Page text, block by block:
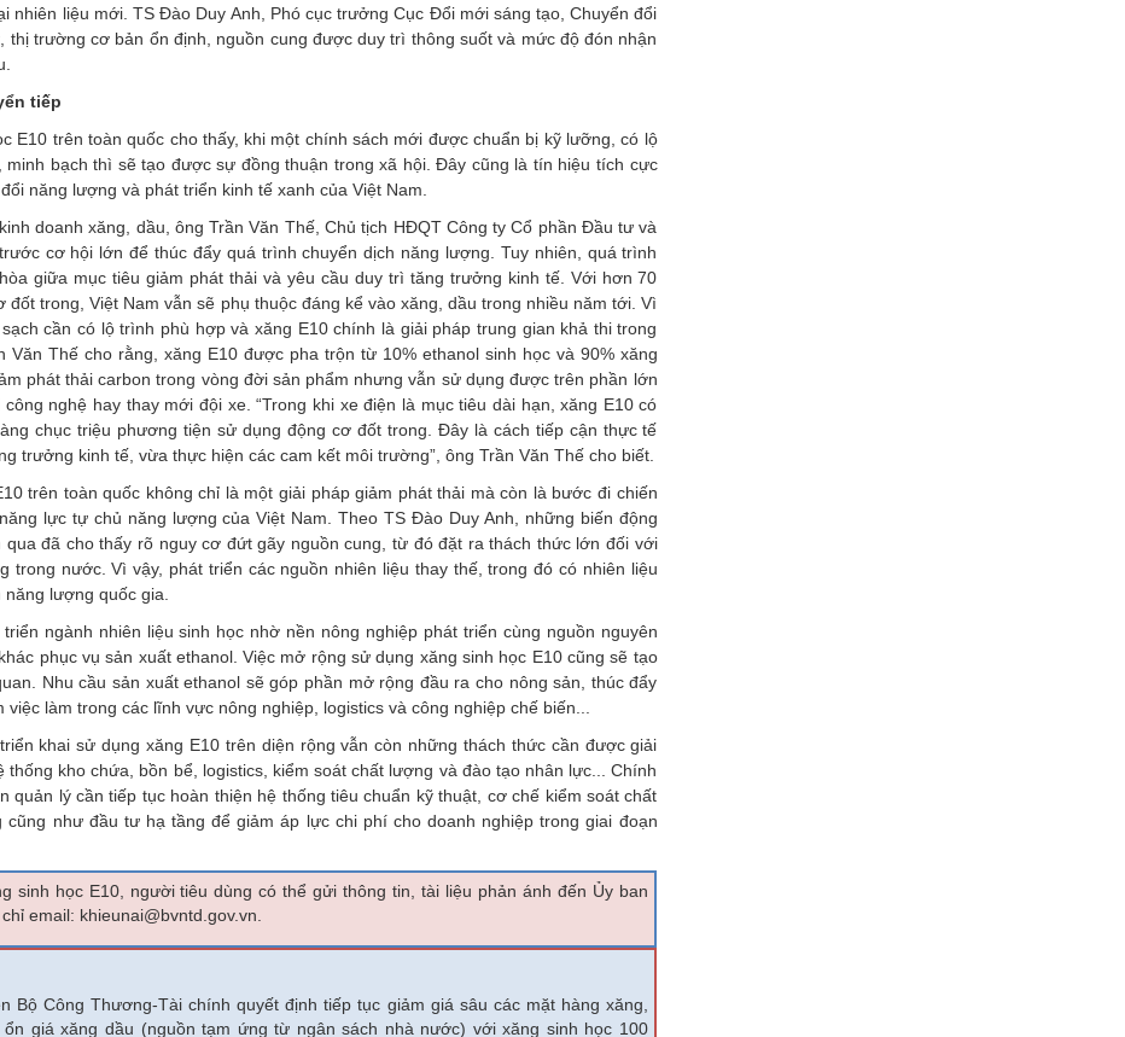
liệu mới. TS Đào Duy Anh, Phó cục trưởng Cục Đổi mới sáng tạo, Chuyển đổi
thị trường cơ bản ổn định, nguồn cung được duy trì thông suốt và mức độ đón nhận
tiếp
E10 trên toàn quốc cho thấy, khi một chính sách mới được chuẩn bị kỹ lưỡng, có lộ
bạch thì sẽ tạo được sự đồng thuận trong xã hội. Đây cũng là tín hiệu tích cực
năng lượng và phát triển kinh tế xanh của Việt Nam.
doanh xăng, dầu, ông Trần Văn Thế, Chủ tịch HĐQT Công ty Cổ phần Đầu tư và
cơ hội lớn để thúc đẩy quá trình chuyển dịch năng lượng. Tuy nhiên, quá trình
giữa mục tiêu giảm phát thải và yêu cầu duy trì tăng trưởng kinh tế. Với hơn 70
trong, Việt Nam vẫn sẽ phụ thuộc đáng kể vào xăng, dầu trong nhiều năm tới. Vì
cần có lộ trình phù hợp và xăng E10 chính là giải pháp trung gian khả thi trong
Thế cho rằng, xăng E10 được pha trộn từ 10% ethanol sinh học và 90% xăng
phát thải carbon trong vòng đời sản phẩm nhưng vẫn sử dụng được trên phần lớn
nghệ hay thay mới đội xe. “Trong khi xe điện là mục tiêu dài hạn, xăng E10 có
chục triệu phương tiện sử dụng động cơ đốt trong. Đây là cách tiếp cận thực tế
trưởng kinh tế, vừa thực hiện các cam kết môi trường”, ông Trần Văn Thế cho biết.
trên toàn quốc không chỉ là một giải pháp giảm phát thải mà còn là bước đi chiến
lực tự chủ năng lượng của Việt Nam. Theo TS Đào Duy Anh, những biến động
đã cho thấy rõ nguy cơ đứt gãy nguồn cung, từ đó đặt ra thách thức lớn đối với
trong nước. Vì vậy, phát triển các nguồn nhiên liệu thay thế, trong đó có nhiên liệu
lượng quốc gia.
ngành nhiên liệu sinh học nhờ nền nông nghiệp phát triển cùng nguồn nguyên
phục vụ sản xuất ethanol. Việc mở rộng sử dụng xăng sinh học E10 cũng sẽ tạo
Nhu cầu sản xuất ethanol sẽ góp phần mở rộng đầu ra cho nông sản, thúc đẩy
làm trong các lĩnh vực nông nghiệp, logistics và công nghiệp chế biến...
khai sử dụng xăng E10 trên diện rộng vẫn còn những thách thức cần được giải
kho chứa, bồn bể, logistics, kiểm soát chất lượng và đào tạo nhân lực... Chính
lý cần tiếp tục hoàn thiện hệ thống tiêu chuẩn kỹ thuật, cơ chế kiểm soát chất
như đầu tư hạ tầng để giảm áp lực chi phí cho doanh nghiệp trong giai đoạn
sinh học E10, người tiêu dùng có thể gửi thông tin, tài liệu phản ánh đến Ủy ban
email: khieunai@bvntd.gov.vn.
Bộ Công Thương-Tài chính quyết định tiếp tục giảm giá sâu các mặt hàng xăng,
giá xăng dầu (nguồn tạm ứng từ ngân sách nhà nước) với xăng sinh học 100